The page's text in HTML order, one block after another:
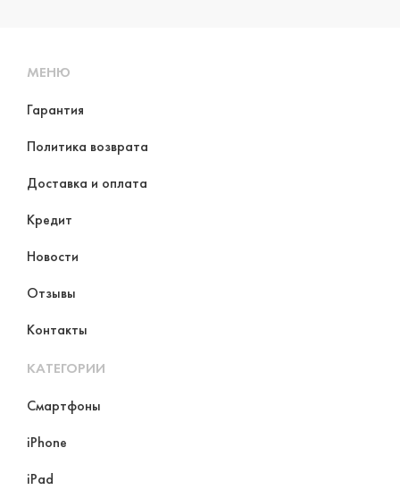
МЕНЮ
Гарантия
Политика возврата
Доставка и оплата
Кредит
Новости
Отзывы
Контакты
КАТЕГОРИИ
Смартфоны
iPhone
iPad